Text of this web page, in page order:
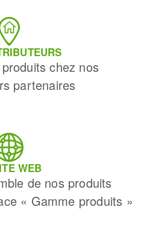
chez nos
partenaires
WEB
de nos produits
« Gamme produits »